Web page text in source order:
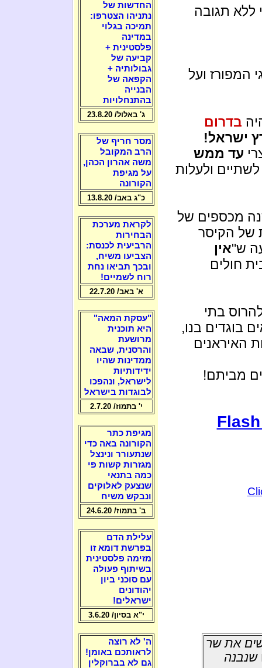
ללא תגובה
המפורז ועל
בדרום
ישראל!
עד ממש
ולעלות
מכספים של
של הקיסר
ש"אין
חולים
בתי
בוגדים בנו,
האיראנים
מביתם!
את שר
שנבנה
החדשות של
נתניהו הצטרפו:
תמיכה בגלוי
במדינה
פלסטינית +
קביעה של
גבולותיה +
הקפאה של
הבנייה
בהתנחלויות
ג' באלול/ 23.8.20
מסר חריף של
הרב המקובל
משה אהרון הכהן,
על מגיפת
הקורונה
כ"ג באב/ 13.8.20
לקראת מערכת
הבחירות
הרביעית לכנסת:
הצביעו משיח,
ובכך תביאו נחת
רוח לשמיים!
א' באב/ 22.7.20
"עסקת המאה"
היא תוכנית
מרושעת
והרסנית, שבאה
ממדינות שהיו
ידידותיות
לישראל, ונהפכו
לבוגדות בישראל
י' בתמוז/ 2.7.20
מגיפת כתר
הקורונה באה כדי
שנתעורר ונינצל
מגזרות קשות פי
כמה בתנאי
שנצעק לאלוקים
ונבקש משיח
ב' בתמוז/ 24.6.20
עלילת הדם
בפרשת דומא זו
מזימה פלסטינית
בשיתוף פעולה
עם סוכני ביון
יהודונים
ישראלים!
י"א בסיון/ 3.6.20
ה' לא רוצה
לראותכם באומן!
גם לא בברוקלין